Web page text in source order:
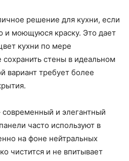
решение для кухни, если
и моющуюся краску. Это дает
кухни по мере
стены в идеальном
вариант требует более
современный и элегантный
часто используют в
на фоне нейтральных
чистится и не впитывает